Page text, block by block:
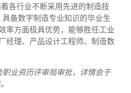
各行业不断采用先进的制造技
备数字制造专业知识的毕业生
率方面极具优势，能够胜任工业
经理、产品设计工程师、制造数
业资历评审局审批，详情会于